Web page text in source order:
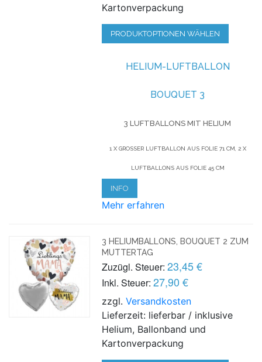
Kartonverpackung
PRODUKTOPTIONEN WÄHLEN
HELIUM-LUFTBALLON
BOUQUET 3
3 LUFTBALLONS MIT HELIUM
1 X GROSSER LUFTBALLON AUS FOLIE 71 CM, 2 X L
UFTBALLONS AUS FOLIE 45 CM
INFO
Mehr erfahren
3 HELIUMBALLONS, BOUQUET 2 ZUM
MUTTERTAG
Zuzügl. Steuer: 23,45 €
Inkl. Steuer: 27,90 €
zzgl.Versandkosten
Lieferzeit: lieferbar / inklusive
Helium, Ballonband und
Kartonverpackung